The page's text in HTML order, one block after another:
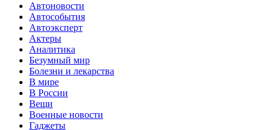
Автоновости
Автособытия
Автоэксперт
Актеры
Аналитика
Безумный мир
Болезни и лекарства
В мире
В России
Вещи
Военные новости
Гаджеты